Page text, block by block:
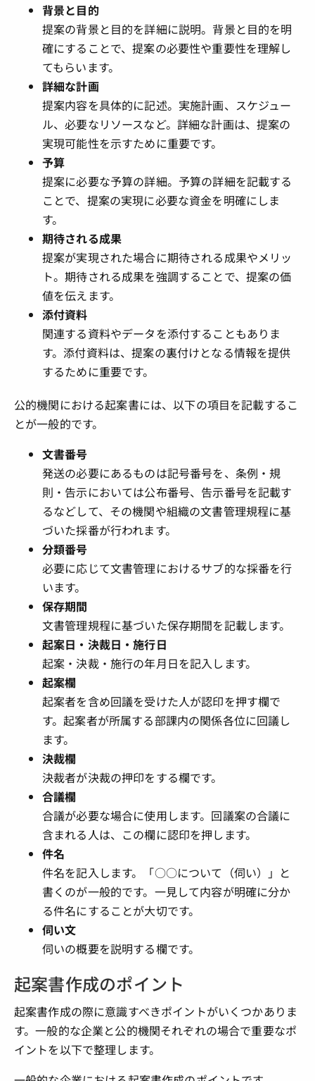
背景と目的
提案の背景と目的を詳細に説明。背景と目的を明
確にすることで、提案の必要性や重要性を理解し
てもらいます。
詳細な計画
提案内容を具体的に記述。実施計画、スケジュー
ル、必要なリソースなど。詳細な計画は、提案の
実現可能性を示すために重要です。
予算
提案に必要な予算の詳細。予算の詳細を記載する
ことで、提案の実現に必要な資金を明確にしま
す。
期待される成果
提案が実現された場合に期待される成果やメリッ
ト。期待される成果を強調することで、提案の価
値を伝えます。
添付資料
関連する資料やデータを添付することもありま
す。添付資料は、提案の裏付けとなる情報を提供
するために重要です。
公的機関における起案書には、以下の項目を記載するこ
とが一般的です。
文書番号
発送の必要にあるものは記号番号を、条例・規
則・告示においては公布番号、告示番号を記載す
るなどして、その機関や組織の文書管理規程に基
づいた採番が行われます。
分類番号
必要に応じて文書管理におけるサブ的な採番を行
います。
保存期間
文書管理規程に基づいた保存期間を記載します。
起案日・決裁日・施行日
起案・決裁・施行の年月日を記入します。
起案欄
起案者を含め回議を受けた人が認印を押す欄で
す。起案者が所属する部課内の関係各位に回議し
ます。
決裁欄
決裁者が決裁の押印をする欄です。
合議欄
合議が必要な場合に使用します。回議案の合議に
含まれる人は、この欄に認印を押します。
件名
件名を記入します。「○○について（伺い）」と
書くのが一般的です。一見して内容が明確に分か
る件名にすることが大切です。
伺い文
伺いの概要を説明する欄です。
起案書作成のポイント
起案書作成の際に意識すべきポイントがいくつかありま
す。一般的な企業と公的機関それぞれの場合で重要なポ
イントを以下で整理します。